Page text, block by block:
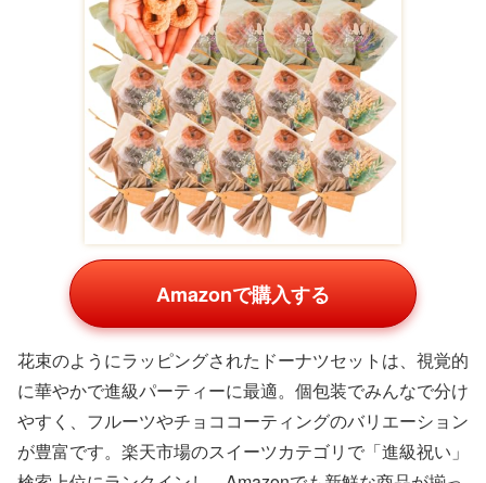
Amazonで購入する
花束のようにラッピングされたドーナツセットは、視覚的
に華やかで進級パーティーに最適。個包装でみんなで分け
やすく、フルーツやチョココーティングのバリエーション
が豊富です。楽天市場のスイーツカテゴリで「進級祝い」